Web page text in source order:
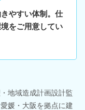
やすい体制。仕
をご用意してい
地域造成計画設計監
媛・大阪を拠点に建